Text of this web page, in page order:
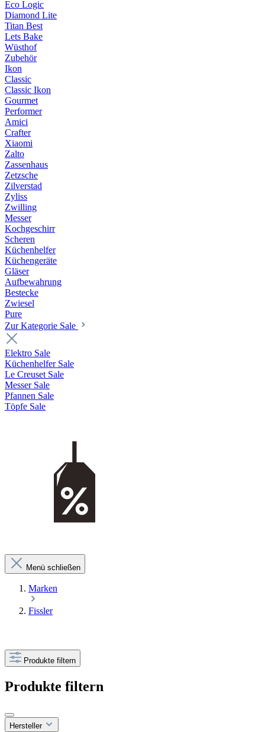
Eco Logic
Diamond Lite
Titan Best
Lets Bake
Wüsthof
Zubehör
Ikon
Classic
Classic Ikon
Gourmet
Performer
Amici
Crafter
Xiaomi
Zalto
Zassenhaus
Zetzsche
Zilverstad
Zyliss
Zwilling
Messer
Kochgeschirr
Scheren
Küchenhelfer
Küchengeräte
Gläser
Aufbewahrung
Bestecke
Zwiesel
Pure
Zur Kategorie Sale
Elektro Sale
Küchenhelfer Sale
Le Creuset Sale
Messer Sale
Pfannen Sale
Töpfe Sale
Menü schließen
Marken
Fissler
Produkte filtern
Produkte filtern
Hersteller